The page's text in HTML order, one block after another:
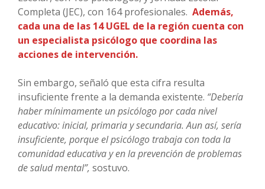
Completa (JEC), con 164 profesionales. Además,
cada una de las 14 UGEL de la región cuenta con
un especialista psicólogo que coordina las
acciones de intervención.
Sin embargo, señaló que esta cifra resulta
insuficiente frente a la demanda existente. “Debería
haber mínimamente un psicólogo por cada nivel
educativo: inicial, primaria y secundaria. Aun así, sería
insuficiente, porque el psicólogo trabaja con toda la
comunidad educativa y en la prevención de problemas
de salud mental”, sostuvo.